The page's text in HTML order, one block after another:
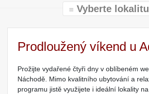
Vyberte lokalitu
Prodloužený víkend u
Prožijte vydařené čtyři dny v oblíbeném
Náchodě. Mimo kvalitního ubytování a
programu jistě využijete i ideální lokality